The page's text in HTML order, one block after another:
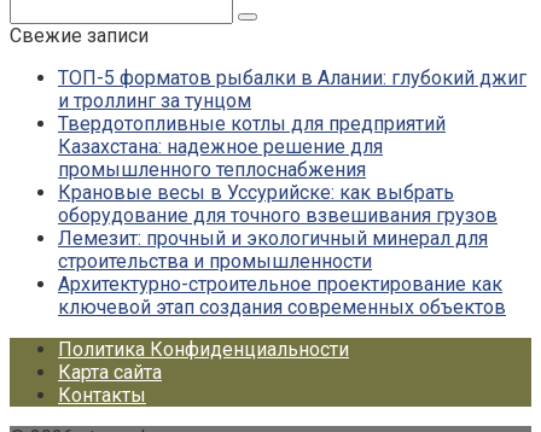
Свежие записи
ТОП-5 форматов рыбалки в Алании: глубокий джиг
и троллинг за тунцом
Твердотопливные котлы для предприятий
Казахстана: надежное решение для
промышленного теплоснабжения
Крановые весы в Уссурийске: как выбрать
оборудование для точного взвешивания грузов
Лемезит: прочный и экологичный минерал для
строительства и промышленности
Архитектурно-строительное проектирование как
ключевой этап создания современных объектов
Политика Конфиденциальности
Карта сайта
Контакты